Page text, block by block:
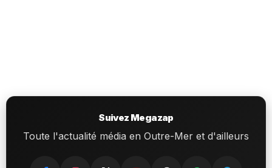
Suivez Megazap
Toute l'actualité média en Outre-Mer et d'ailleurs